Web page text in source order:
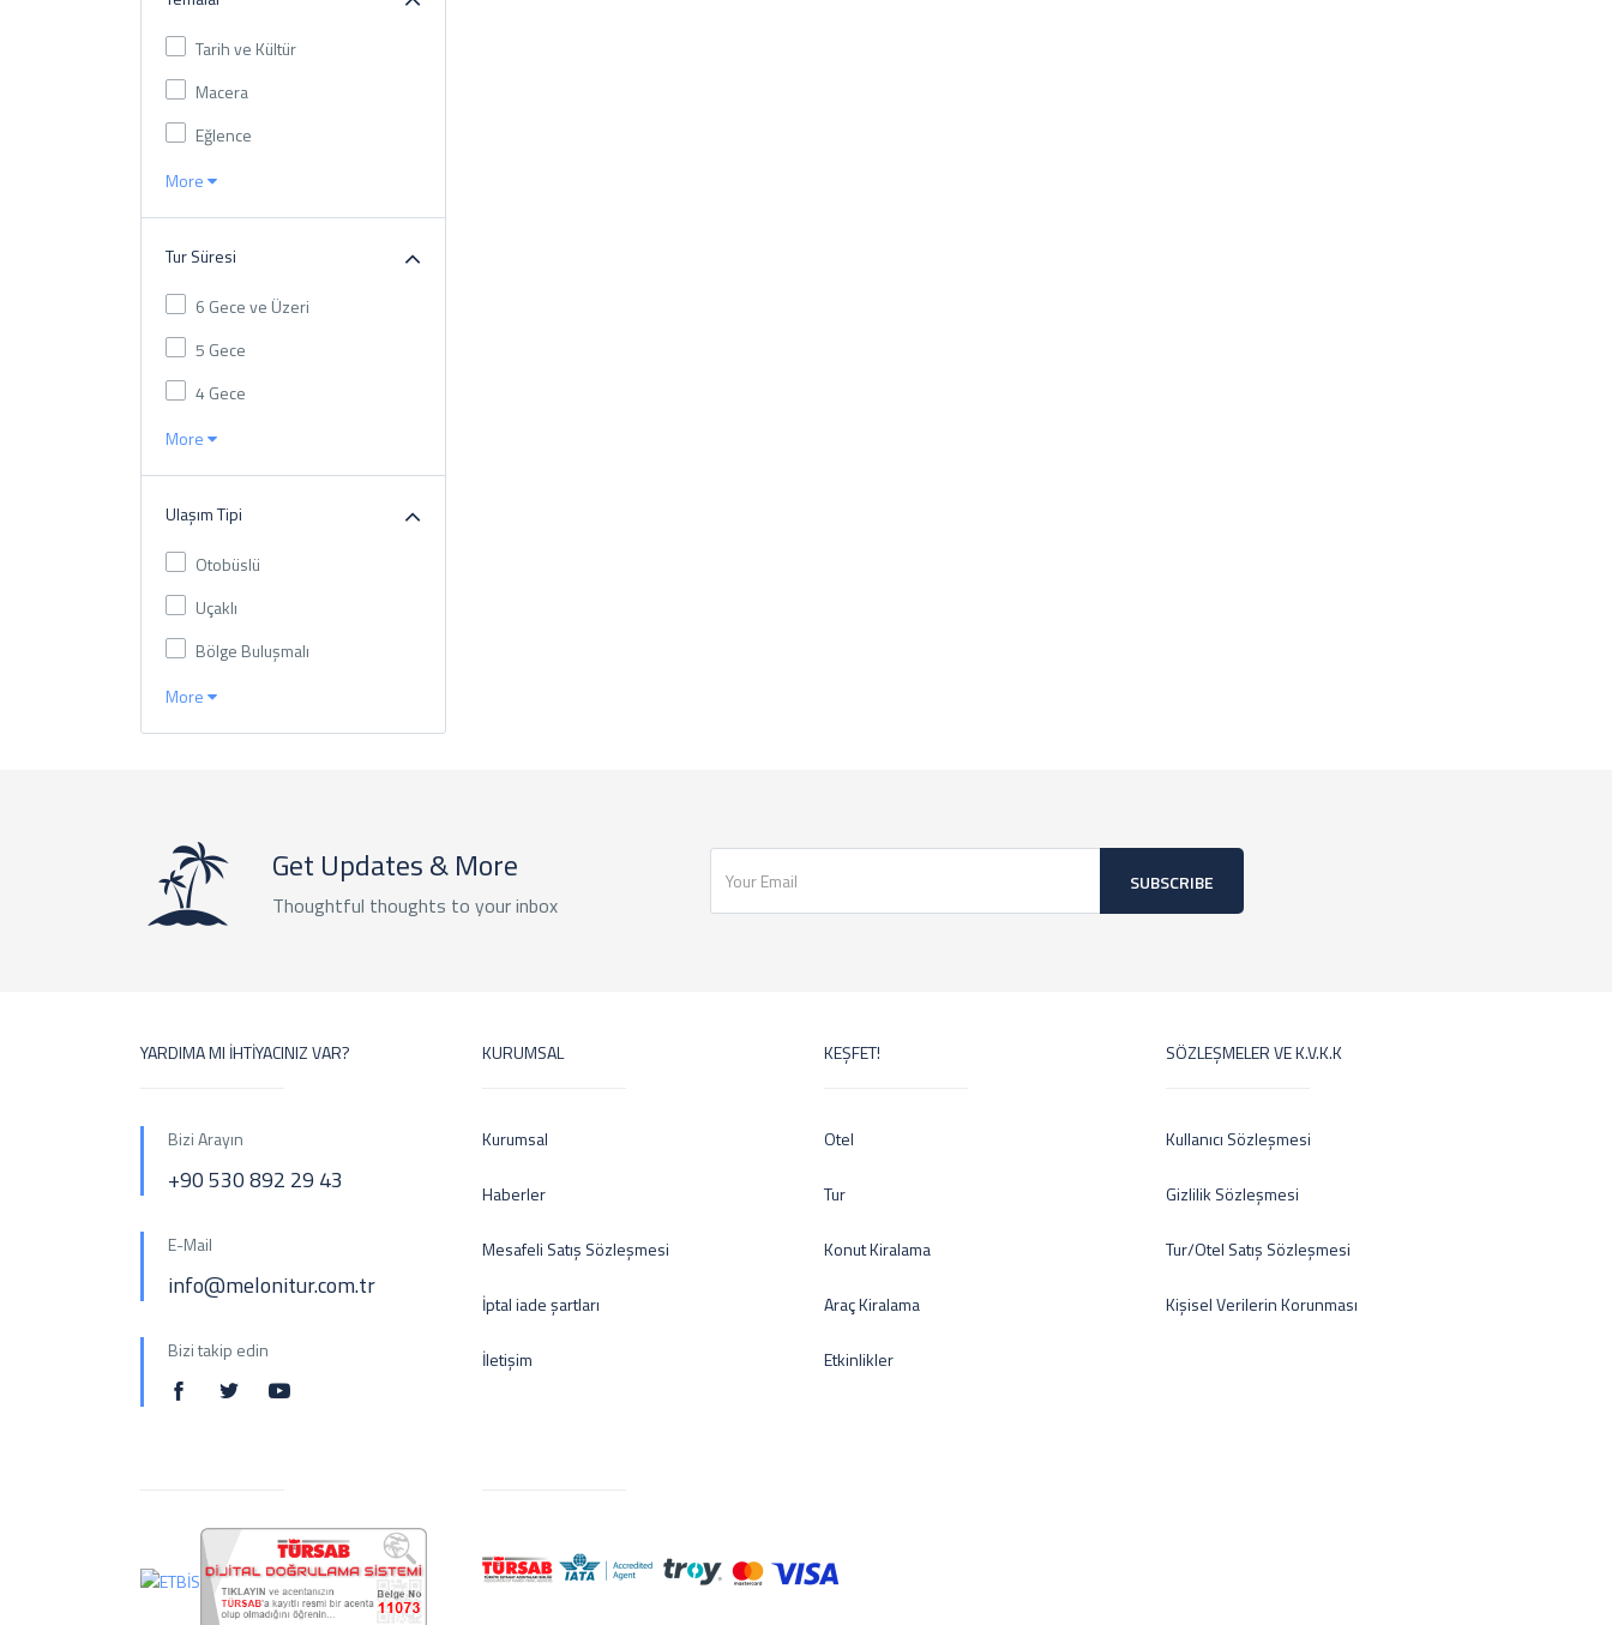
Tarih ve Kültür
Macera
Eğlence
More
Tur Süresi
6 Gece ve Üzeri
5 Gece
4 Gece
More
Ulaşım Tipi
Otobüslü
Uçaklı
Bölge Buluşmalı
More
Get Updates & More
Thoughtful thoughts to your inbox
SUBSCRIBE
YARDIMA MI İHTİYACINIZ VAR?
Bizi Arayın
+90 530 892 29 43
E-Mail
info@melonitur.com.tr
Bizi takip edin
KURUMSAL
Kurumsal
Haberler
Mesafeli Satış Sözleşmesi
İptal iade şartları
İletişim
KEŞFET!
Otel
Tur
Konut Kiralama
Araç Kiralama
Etkinlikler
SÖZLEŞMELER VE K.V.K.K
Kullanıcı Sözleşmesi
Gizlilik Sözleşmesi
Tur/Otel Satış Sözleşmesi
Kişisel Verilerin Korunması